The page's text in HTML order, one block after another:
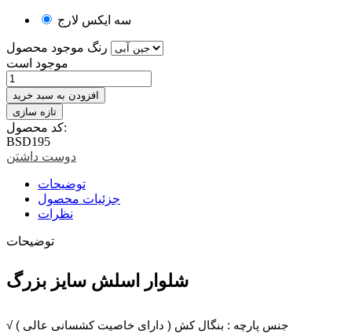
سه ایکس لارج
رنگ موجود محصول
موجود است
افزودن به سبد خرید
کد محصول:
BSD195
دوست داشتن
توضیحات
جزئیات محصول
نظرات
توضیحات
شلوار اسلش سایز بزرگ
√ جنس پارچه : بنگال کش ( دارای خاصیت کشسانی عالی )